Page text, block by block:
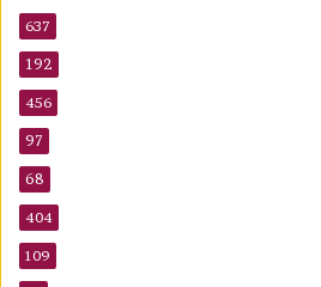
637
192
456
97
68
404
109